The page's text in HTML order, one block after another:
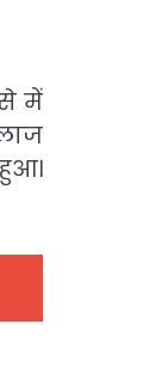
में